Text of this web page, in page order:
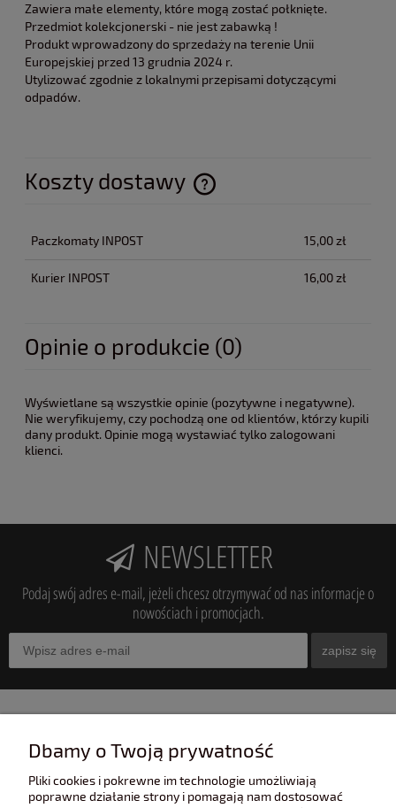
Zawiera małe elementy, które mogą zostać połknięte.
Przedmiot kolekcjonerski - nie jest zabawką !
Produkt wprowadzony do sprzedaży na terenie Unii
Europejskiej przed 13 grudnia 2024 r.
Utylizować zgodnie z lokalnymi przepisami dotyczącymi
odpadów.
Koszty dostawy
Cena nie zawiera ewentualnych kosztów płatności
Paczkomaty INPOST 15,00 zł
Kurier INPOST 16,00 zł
Opinie o produkcie (0)
Wyświetlane są wszystkie opinie (pozytywne i negatywne).
Nie weryfikujemy, czy pochodzą one od klientów, którzy kupili
dany produkt. Opinie mogą wystawiać tylko zalogowani
klienci.
NEWSLETTER
Podaj swój adres e-mail, jeżeli chcesz otrzymywać od nas informacje o
nowościach i promocjach.
zapisz się
POMOC
Dbamy o Twoją prywatność
Pliki cookies i pokrewne im technologie umożliwiają
poprawne działanie strony i pomagają nam dostosować